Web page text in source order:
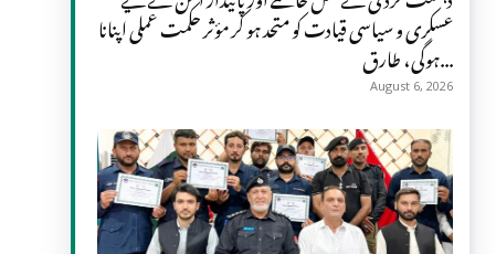
عسکری و سیاسی قیادت کو متحد ہو کر مؤثر حکمت عملی اپنانا
ہوگی، طارق...
August 6, 2026